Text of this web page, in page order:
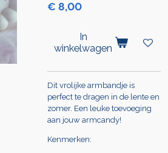
€ 8,00
In
winkelwagen
Dit vrolijke armbandje is
perfect te dragen in de lente en
zomer. Een leuke toevoeging
aan jouw armcandy!
Kenmerken: